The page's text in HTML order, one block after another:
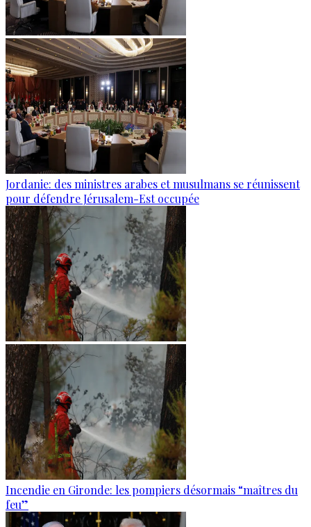
Jordanie: des ministres arabes et musulmans se réunissent
pour défendre Jérusalem-Est occupée
Incendie en Gironde: les pompiers désormais “maîtres du
feu”